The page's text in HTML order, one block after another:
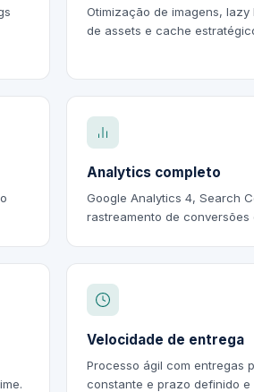
Otimização de imagens,
de assets e cache
Analytics completo
Google Analytics 4, Search
rastreamento de conversões
Velocidade de entrega
Processo ágil com entregas
constante e prazo definido e